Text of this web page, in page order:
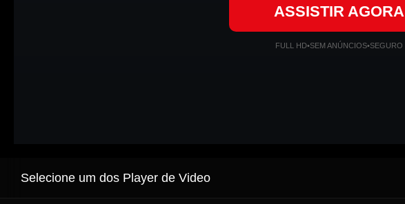
ASSISTIR AGORA
FULL HD•SEM ANÚNCIOS•SEGURO
Selecione um dos Player de Video